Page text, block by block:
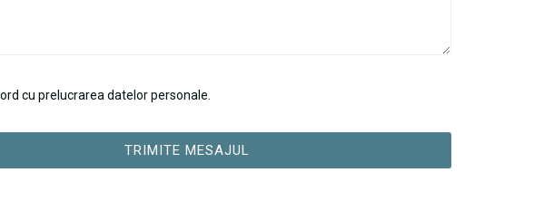
cu prelucrarea datelor personale.
TRIMITE MESAJUL